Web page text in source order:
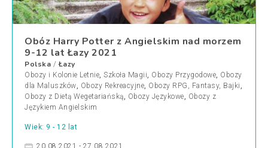
Obóz Harry Potter z Angielskim nad morzem
9-12 lat Łazy 2021
Polska /Łazy
Obozy i Kolonie Letnie, Szkoła Magii, Obozy Przygodowe, Obozy
dla Maluszków, Obozy Rekreacyjne, Obozy RPG, Fantasy, Bajki ,
Obozy z Dietą Wegetariańską, Obozy Językowe, Obozy z
Językiem Angielskim
Wiek: 9 - 12 lat
20.08.2021 - 27.08.2021